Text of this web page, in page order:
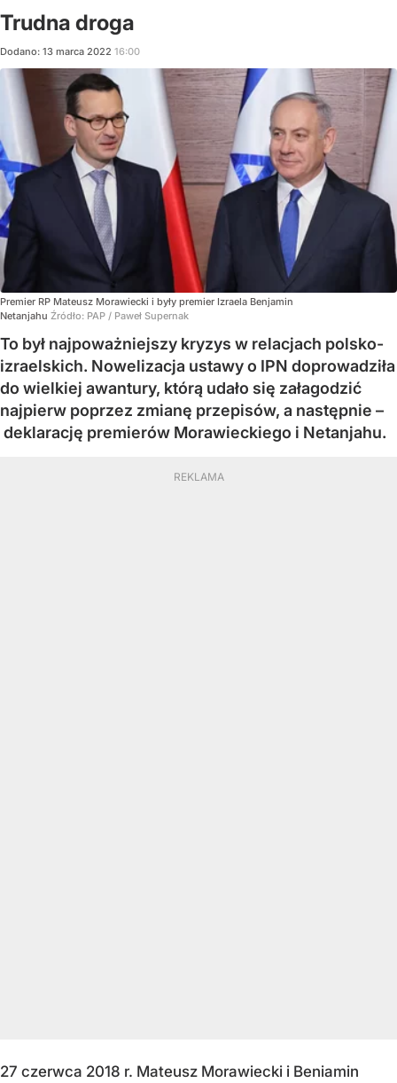
Trudna droga
Dodano: 13 marca 2022 16:00
Premier RP Mateusz Morawiecki i były premier Izraela Benjamin
Netanjahu Źródło: PAP / Paweł Supernak
To był najpoważniejszy kryzys w relacjach polsko-
izraelskich. Nowelizacja ustawy o IPN doprowadziła
do wielkiej awantury, którą udało się załagodzić
najpierw poprzez zmianę przepisów, a następnie –
deklarację premierów Morawieckiego i Netanjahu.
27 czerwca 2018 r. Mateusz Morawiecki i Beniamin